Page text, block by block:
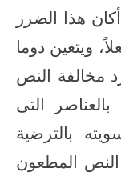
هذا الضرر
ويتعين دوما
مخالفة النص
التى
بالترضية
النص المطعون